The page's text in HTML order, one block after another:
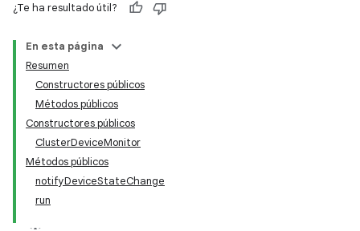
¿Te ha resultado útil?
En esta página
Resumen
Constructores públicos
Métodos públicos
Constructores públicos
ClusterDeviceMonitor
Métodos públicos
notifyDeviceStateChange
run